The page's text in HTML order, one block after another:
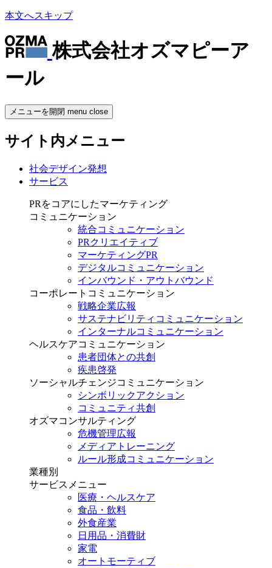
本文へスキップ
株式会社オズマピーア
ール
メニューを開閉 menu close
サイト内メニュー
社会デザイン発想
サービス
PRをコアにしたマーケティング
コミュニケーション
統合コミュニケーション
PRクリエイティブ
マーケティングPR
デジタルコミュニケーション
インバウンド・アウトバウンド
コーポレートコミュニケーション
戦略企業広報
サステナビリティコミュニケーション
インターナルコミュニケーション
ヘルスケアコミュニケーション
患者団体との共創
疾患啓発
ソーシャルチェンジコミュニケーション
シンボリックアクション
コミュニティ共創
オズマコンサルティング
危機管理広報
メディアトレーニング
ルール形成コミュニケーション
業種別
サービスメニュー
医療・ヘルスケア
食品・飲料
外食産業
日用品・消費財
家電
オートモーティブ